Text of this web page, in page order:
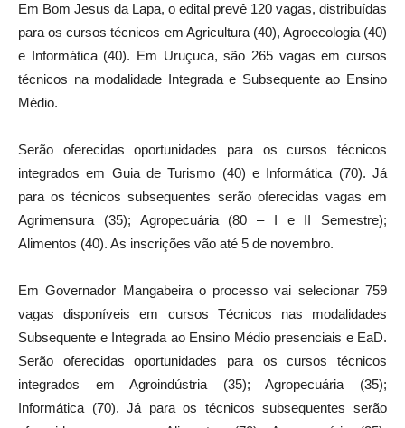
Em Bom Jesus da Lapa, o edital prevê 120 vagas, distribuídas
para os cursos técnicos em Agricultura (40), Agroecologia (40)
e Informática (40). Em Uruçuca, são 265 vagas em cursos
técnicos na modalidade Integrada e Subsequente ao Ensino
Médio.
Serão oferecidas oportunidades para os cursos técnicos
integrados em Guia de Turismo (40) e Informática (70). Já
para os técnicos subsequentes serão oferecidas vagas em
Agrimensura (35); Agropecuária (80 – I e II Semestre);
Alimentos (40). As inscrições vão até 5 de novembro.
Em Governador Mangabeira o processo vai selecionar 759
vagas disponíveis em cursos Técnicos nas modalidades
Subsequente e Integrada ao Ensino Médio presenciais e EaD.
Serão oferecidas oportunidades para os cursos técnicos
integrados em Agroindústria (35); Agropecuária (35);
Informática (70). Já para os técnicos subsequentes serão